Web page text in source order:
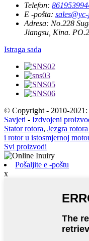
Telefon:
E -pošta:
Adresa: No.228
Jiangsu, Kina.
Istraga sada
© Copyright - 2010-2021:
Savjeti - Izdvojeni
Stator rotora, Jezgra
i rotor u istosmjernoj
Svi proizvodi
Pošaljite e -poštu
x